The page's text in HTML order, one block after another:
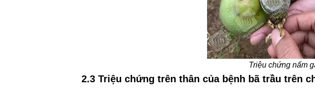
Triệu chứng nấm
2.3 Triệu chứng trên thân của bệnh bã trầu trên